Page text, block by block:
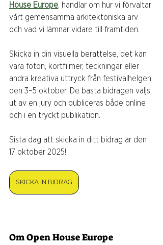
House Europe, handlar om hur vi förvaltar
vårt gemensamma arkitektoniska arv
och vad vi lämnar vidare till framtiden.
Skicka in din visuella berättelse, det kan
vara foton, kortfilmer, teckningar eller
andra kreativa uttryck från festivalhelgen
den 3–5 oktober. De bästa bidragen väljs
ut av en jury och publiceras både online
och i en tryckt publikation.
Sista dag att skicka in ditt bidrag är den
17 oktober 2025!
SKICKA IN BIDRAG
Om Open House Europe